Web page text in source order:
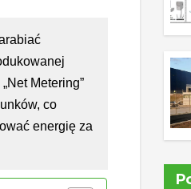
Metering”
co
energię za